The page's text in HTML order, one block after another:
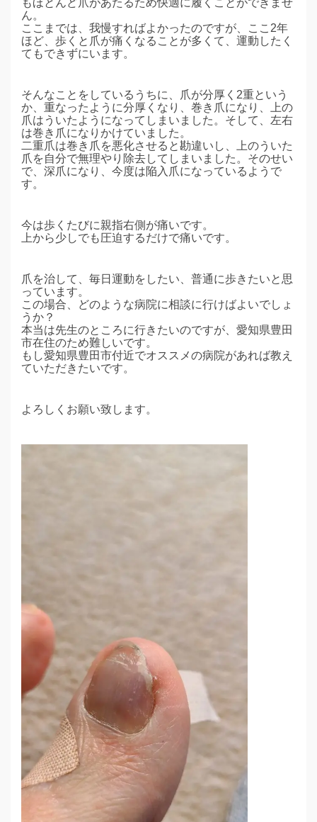
ん。
ここまでは、我慢すればよかったのですが、ここ2年
ほど、歩くと爪が痛くなることが多くて、運動したく
てもできずにいます。
そんなことをしているうちに、爪が分厚く2重という
か、重なったように分厚くなり、巻き爪になり、上の
爪はういたようになってしまいました。そして、左右
は巻き爪になりかけていました。
二重爪は巻き爪を悪化させると勘違いし、上のういた
爪を自分で無理やり除去してしまいました。そのせい
で、深爪になり、今度は陥入爪になっているようで
す。
今は歩くたびに親指右側が痛いです。
上から少しでも圧迫するだけで痛いです。
爪を治して、毎日運動をしたい、普通に歩きたいと思
っています。
この場合、どのような病院に相談に行けばよいでしょ
うか？
本当は先生のところに行きたいのですが、愛知県豊田
市在住のため難しいです。
もし愛知県豊田市付近でオススメの病院があれば教え
ていただきたいです。
よろしくお願い致します。